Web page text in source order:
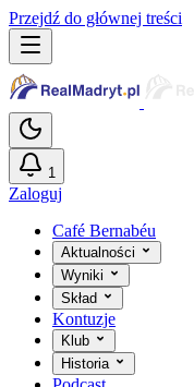
Przejdź do głównej treści
1
Zaloguj
Café Bernabéu
Aktualności
Wyniki
Skład
Kontuzje
Klub
Historia